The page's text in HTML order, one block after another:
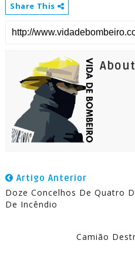
Share This
Artigo Anterior
Doze Concelhos De Quatro
De Incêndio
Camião